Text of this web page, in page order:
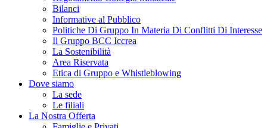
Bilanci
Informative al Pubblico
Politiche Di Gruppo In Materia Di Conflitti Di Interesse
Il Gruppo BCC Iccrea
La Sostenibilità
Area Riservata
Etica di Gruppo e Whistleblowing
Dove siamo
La sede
Le filiali
La Nostra Offerta